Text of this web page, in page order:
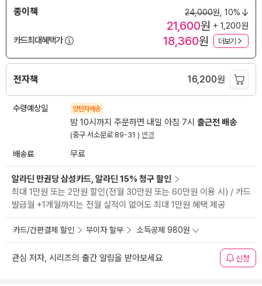
종이책 24,000원, 10%
21,600원 + 1,200원
카드최대혜택가
18,360원 더보기
전자책 16,200원
수령예상일 양탄자배송
밤 10시까지 주문하면 내일 아침 7시 출근전 배송
(중구 서소문로 89-31 ) 변경
배송료 무료
알라딘 만권당 삼성카드, 알라딘 15% 청구 할인
최대 1만원 또는 2만원 할인(전월 30만원 또는 60만원 이용 시) / 카드
발급월 +1개월까지는 전월 실적이 없어도 최대 1만원 혜택 제공
카드/간편결제 할인 무이자 할부 소득공제 980원
관심 저자, 시리즈의 출간 알림을 받아보세요 신청